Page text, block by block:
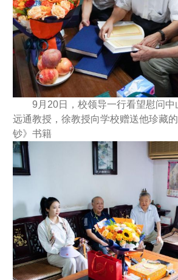
9月20日，校领导一行看望慰问中
远通教授，徐教授向学校赠送他珍藏
钞》书籍